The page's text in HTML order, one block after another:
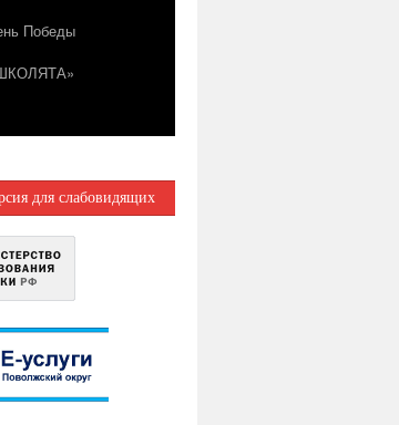
Победы
для слабовидящих